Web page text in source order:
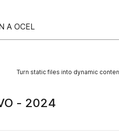
A OCEL
Turn static files into dynamic
- 2024